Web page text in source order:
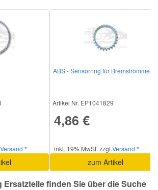
Versand *
ABS - Sensorring für Bremstrommel
Artikel Nr. EP1041829
4,86 €
inkl. 19% MwSt. zzgl.Versand *
zum Artikel
Ersatzteile finden Sie über die Suche